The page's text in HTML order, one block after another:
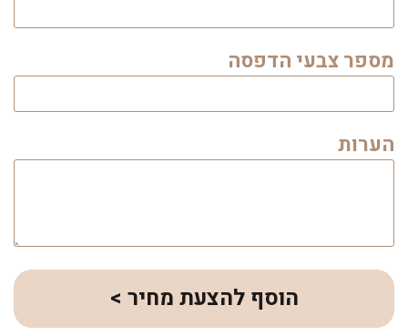
מספר צבעי הדפסה
הערות
הוסף להצעת מחיר >